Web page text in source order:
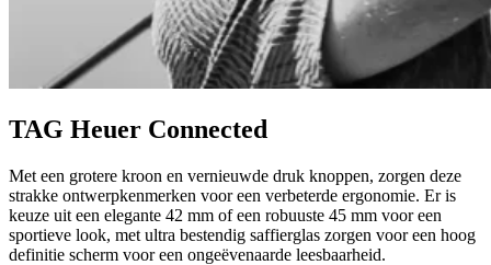
TAG Heuer Connected
Met een grotere kroon en vernieuwde druk knoppen, zorgen deze
strakke ontwerpkenmerken voor een verbeterde ergonomie. Er is
keuze uit een elegante 42 mm of een robuuste 45 mm voor een
sportieve look, met ultra bestendig saffierglas zorgen voor een hoog
definitie scherm voor een ongeëvenaarde leesbaarheid.